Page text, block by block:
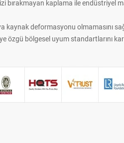
bırakmayan kaplama ile endüstriyel
deformasyonu olmamasını
özgü bölgesel uyum standartlarını